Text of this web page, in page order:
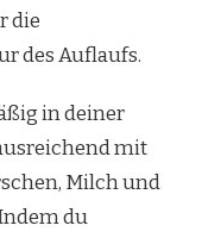
die
des Auflaufs.
in deiner
mit
Milch und
du